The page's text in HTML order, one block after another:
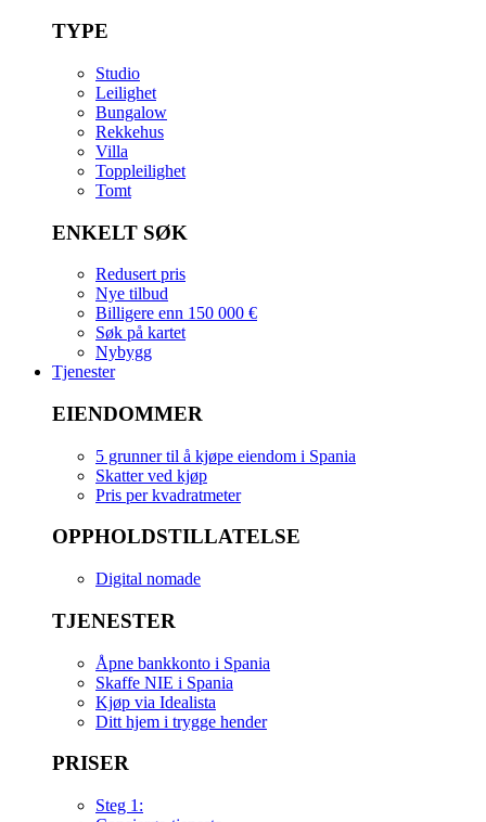
TYPE
Studio
Leilighet
Bungalow
Rekkehus
Villa
Toppleilighet
Tomt
ENKELT SØK
Redusert pris
Nye tilbud
Billigere enn 150 000 €
Søk på kartet
Nybygg
Tjenester
EIENDOMMER
5 grunner til å kjøpe eiendom i Spania
Skatter ved kjøp
Pris per kvadratmeter
OPPHOLDSTILLATELSE
Digital nomade
TJENESTER
Åpne bankkonto i Spania
Skaffe NIE i Spania
Kjøp via Idealista
Ditt hjem i trygge hender
PRISER
Steg 1: